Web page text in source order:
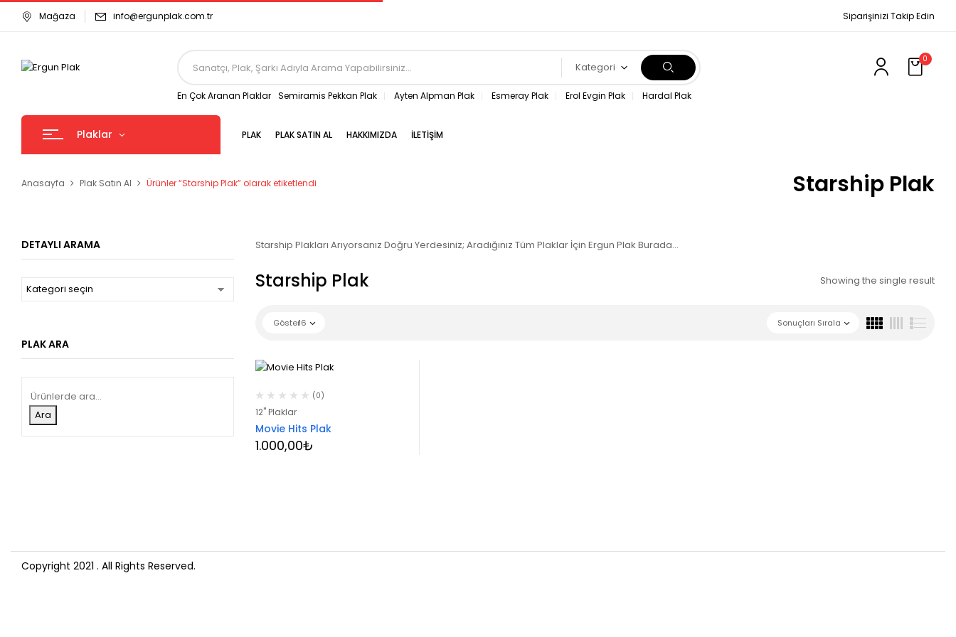
Mağaza info@ergunplak.com.tr Siparişinizi Takip Edin
Kategori
En Çok Aranan Plaklar Semiramis Pekkan Plak Ayten Alpman Plak Esmeray Plak Erol Evgin Plak Hardal Plak
0
Plaklar PLAK PLAK SATIN AL HAKKIMIZDA İLETIŞIM
Starship Plak
Anasayfa Plak Satın Al Ürünler “Starship Plak” olarak etiketlendi
DETAYLI ARAMA
PLAK ARA
Ara
Starship Plakları Arıyorsanız Doğru Yerdesiniz; Aradığınız Tüm Plaklar İçin Ergun Plak Burada…
Starship Plak Showing the single result
Sonuçları Sırala
Göster16
(0)
12" Plaklar
Movie Hits Plak
1.000,00₺
Copyright 2021 . All Rights Reserved.